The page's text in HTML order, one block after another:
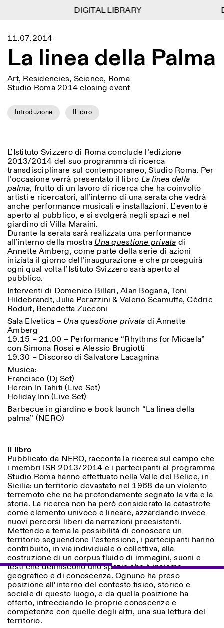
Menu
Lingua EN IT DE
FR
Calendar
Istituto Svizzero
Residencies
Archive
Library
Jobs
Other Activities
NEWSLETTER
Signup to our newsletter to receive updates about our
events
Facebook Instagram Linkedin Vimeo
Privacy Policy
Information
ISTITUTO SVIZZERO
Villa Maraini
00187 Roma
+39 06 420 421
FRONT DESK HOURS:
MON-FRI
09:00AM–01:30PM,
02:30PM–06:00PM
EXHIBITION HOURS:
Atlas Studios
Wednesday/Friday: 14:30-
18:30
Thursday: 14:30-20:00
Saturday/Sunday: 11:00-
18:30
GUIDED TOURS:
By appointment only
(Italian, English)
Cost: 10€ per person
visite@istitutosvizzero.it
ISTITUTO SVIZZERO
MILAN
Sede di Milano
Via Vecchio Politecnico 3
20121 Milan
+39 02 76 01 61 18
milano@istitutosvizzero.it
EXHIBITION HOURS:
I’ll miss you when I scroll
away
Monday/Friday: 11:00-
17:00
Thursday: 11:00-20:00
Saturday: 14:00-18:00
Sunday closed
Filters
Area
Reset
Art
Residencies
Rome
All Categories
Anthropology
Archaeology
Architecture
Art
Astrophysics
Book launch
More Options...
Length (days)
1
11.07.2014
La linea della Palma
Art, Residencies, Science, Roma
Studio Roma 2014 closing event
Introduzione Il libro
L’Istituto Svizzero di Roma conclude l’edizione
2013/2014 del suo programma di ricerca
transdisciplinare sul contemporaneo, Studio Roma. Per
l’occasione verrà presentato il libro La linea della
palma, frutto di un lavoro di ricerca che ha coinvolto
artisti e ricercatori, all’interno di una serata che vedrà
anche performance musicali e installazioni. L’evento è
aperto al pubblico, e si svolgerà negli spazi e nel
giardino di Villa Maraini.
Durante la serata sarà realizzata una performance
all’interno della mostra Una questione privata di
Annette Amberg, come parte della serie di azioni
iniziata il giorno dell’inaugurazione e che proseguirà
ogni qual volta l’Istituto Svizzero sarà aperto al
pubblico.
Interventi di Domenico Billari, Alan Bogana, Toni
Hildebrandt, Julia Perazzini & Valerio Scamuffa, Cédric
Roduit, Benedetta Zucconi
Sala Elvetica – Una questione privata di Annette
Amberg
19.15 – 21.00 – Performance “Rhythms for Micaela”
con Simona Rossi e Alessio Brugiotti
19.30 – Discorso di Salvatore Lacagnina
Musica:
Francisco (Dj Set)
Heroin In Tahiti (Live Set)
Holiday Inn (Live Set)
Barbecue in giardino e book launch “La linea della
palma” (NERO)
Il libro
Pubblicato da NERO, racconta la ricerca sul campo che
i membri ISR 2013/2014 e i partecipanti al programma
Studio Roma hanno effettuato nella Valle del Belice, in
Sicilia: un territorio devastato nel 1968 da un violento
terremoto che ne ha profondamente segnato la vita e la
storia. La ricerca non ha però considerato la catastrofe
come elemento univoco e lineare, azzardando invece
nuovi percorsi liberi da narrazioni preesistenti.
Mettendo a tema la possibilità di conoscere un
territorio seguendone l’estensione, i partecipanti hanno
contribuito, in via individuale o collettiva, alla
costruzione di un corpus fluido di immagini, suoni e
testi che definiscono uno spazio che è insieme
geografico e di conoscenza. Ognuno ha preso
posizione all’interno del contesto fisico, storico e
sociale di questo luogo, e da quella posizione ha
offerto, intrecciando le proprie conoscenze e
competenze con quelle degli altri, una sua lettura del
territorio.
DIGITAL LIBRARY
DIGITAL LIBRARY